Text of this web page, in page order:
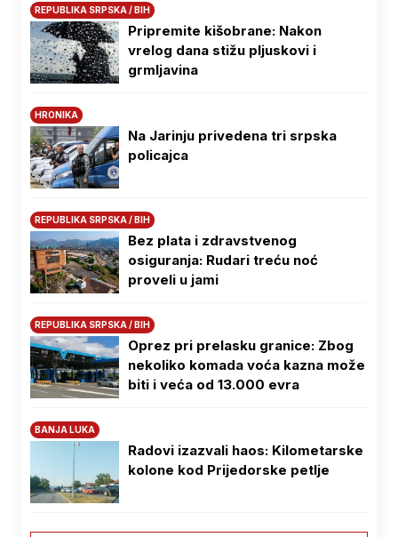
REPUBLIKA SRPSKA / BIH
Pripremite kišobrane: Nakon
vrelog dana stižu pljuskovi i
grmljavina
HRONIKA
Na Јarinju privedena tri srpska
policajca
REPUBLIKA SRPSKA / BIH
Bez plata i zdravstvenog
osiguranja: Rudari treću noć
proveli u jami
REPUBLIKA SRPSKA / BIH
Oprez pri prelasku granice: Zbog
nekoliko komada voća kazna može
biti i veća od 13.000 evra
BANJA LUKA
Radovi izazvali haos: Kilometarske
kolone kod Prijedorske petlje